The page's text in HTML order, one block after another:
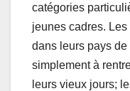
catégories
jeunes cadres.
dans leurs pays
simplement à
leurs vieux jours;